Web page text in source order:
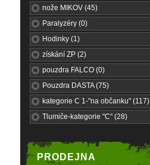
nože MIKOV (45)
Paralyzéry (0)
Hodinky (1)
získání ZP (2)
pouzdra FALCO (0)
Pouzdra DASTA (75)
kategorie C 1-"na občanku" (117)
Tlumiče-kategorie "C" (28)
PRODEJNA